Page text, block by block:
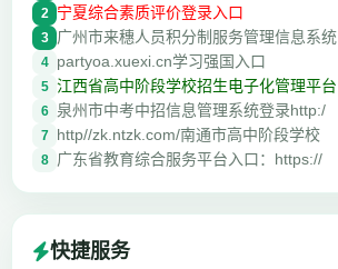
2 宁夏综合素质评价登录入口
3 广州市来穗人员积分制服务管理信息系统
4 partyoa.xuexi.cn学习强国入口
5 江西省高中阶段学校招生电子化管理平台
6 泉州市中考中招信息管理系统登录http:/
7 http//zk.ntzk.com/南通市高中阶段学校
8 广东省教育综合服务平台入口：https://
快捷服务